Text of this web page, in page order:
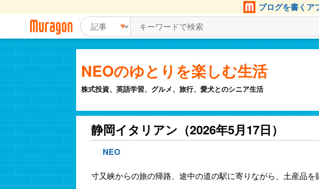
ブログを書くア
NEOのゆとりを楽しむ生活
株式投資、英語学習、グルメ、旅行、愛犬とのシニア生活
静岡イタリアン（2026年5月17日）
NEO
寸又峡からの旅の帰路、途中の道の駅に寄りながら、土産品を